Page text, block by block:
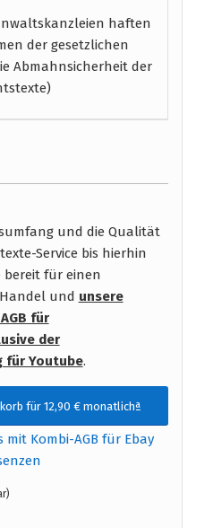
haften
der gesetzlichen
Abmahnsicherheit der
und die Qualität
Service bis hierhin
bereit für einen
und unsere
für
der
für Youtube.
für 12,90 € monatlichª
Kombi-AGB für Ebay